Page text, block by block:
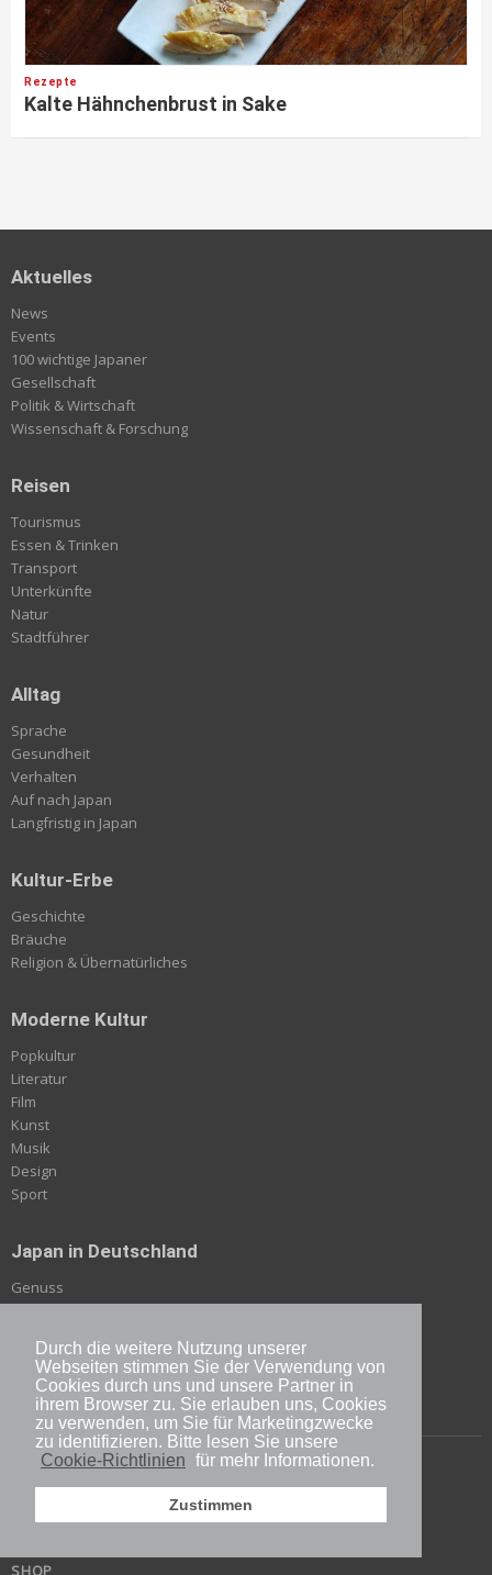
Durch die weitere Nutzung unserer
Webseiten stimmen Sie der Verwendung von
Cookies durch uns und unsere Partner in
ihrem Browser zu. Sie erlauben uns, Cookies
zu verwenden, um Sie für Marketingzwecke
zu identifizieren. Bitte lesen Sie unsere
Cookie-Richtlinien für mehr Informationen.
Zustimmen
Rezepte
Kalte Hähnchenbrust in Sake
Aktuelles
News
Events
100 wichtige Japaner
Gesellschaft
Politik & Wirtschaft
Wissenschaft & Forschung
Reisen
Tourismus
Essen & Trinken
Transport
Unterkünfte
Natur
Stadtführer
Alltag
Sprache
Gesundheit
Verhalten
Auf nach Japan
Langfristig in Japan
Kultur-Erbe
Geschichte
Bräuche
Religion & Übernatürliches
Moderne Kultur
Popkultur
Literatur
Film
Kunst
Musik
Design
Sport
Japan in Deutschland
Genuss
Japanologie
Japan & Deutschland
Reise & Kultur
ÜBER JAPANDIGEST
IMPRESSUM
KONTAKT
SHOP